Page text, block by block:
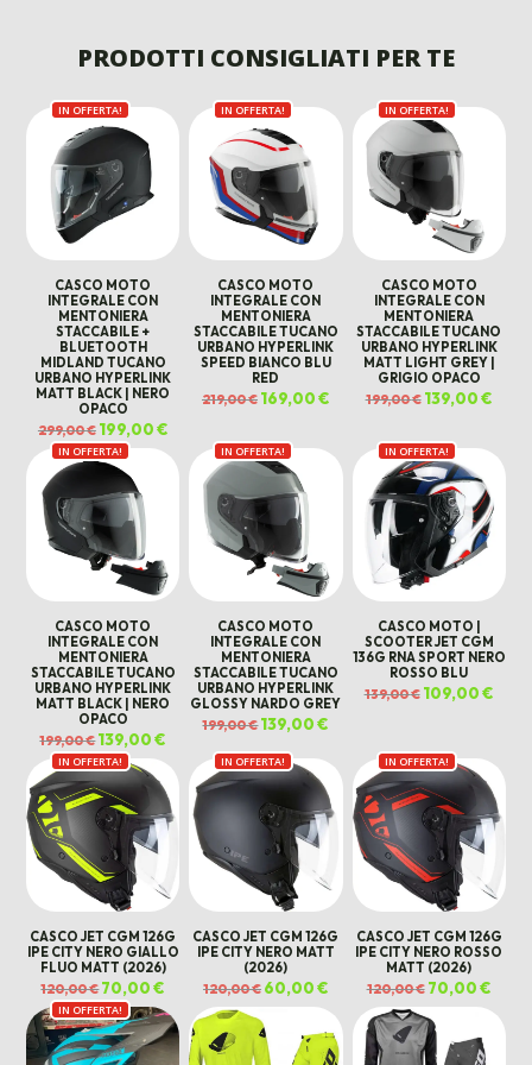
130,00 €.99,00 €.
50,00 €.20,00 €.
ERA:
390,00 €.
PRODOTTI CONSIGLIATI PER TE
IN OFFERTA!
CASCO MOTO
INTEGRALE CON
MENTONIERA
STACCABILE +
BLUETOOTH
MIDLAND TUCANO
URBANO HYPERLINK
MATT BLACK | NERO
OPACO
299,00€ Il
prezzo
originale
era:
299,00 €.
199,00€Il
prezzo
attuale
è:
199,00 €.
IN OFFERTA!
CASCO MOTO
INTEGRALE CON
MENTONIERA
STACCABILE TUCANO
URBANO HYPERLINK
SPEED BIANCO BLU
RED
219,00€ Il
prezzo
219,00 €.
169,00€Il
prezzo
169,00 €.
IN OFFERTA!
CASCO MOTO
INTEGRALE CON
MENTONIERA
STACCABILE TUCANO
URBANO HYPERLINK
MATT LIGHT GREY |
GRIGIO OPACO
199,00€ Il
prezzo
199,00 €.
139,00€Il
IN OFFERTA!
CASCO MOTO
INTEGRALE CON
MENTONIERA
STACCABILE TUCANO
URBANO HYPERLINK
MATT BLACK | NERO
OPACO
199,00€Il
prezzo
originale
era:
199,00 €.
139,00€
prezzo
attuale
è:
139,00 €.
IN OFFERTA!
CASCO MOTO
INTEGRALE CON
MENTONIERA
STACCABILE TUCANO
URBANO HYPERLINK
GLOSSY NARDO GREY
199,00€Il
prezzo
era:
199,00 €.
139,00€
139,00 €.
IN OFFERTA!
CASCO MOTO |
SCOOTER JET CGM
136G RNA SPORT NERO
ROSSO BLU
139,00€ Il
prezzo
109,00€Il
IN OFFERTA!
CASCO JET CGM 126G
IPE CITY NERO GIALLO
FLUO MATT (2026)
120,00€Il
prezzo
originale
era:
120,00 €.
70,00€
prezzo
attuale
è:
70,00 €.
IN OFFERTA!
CASCO JET CGM 126G
IPE CITY NERO MATT
(2026)
120,00€ Il
prezzo
originale
era:
120,00 €.
60,00€Il
prezzo
attuale
è:
60,00 €.
IN OFFERTA!
CASCO JET CGM 126G
IPE CITY NERO ROSSO
MATT (2026)
120,00€ Il
prezzo
originale
era:
120,00 €.
70,00€Il
è:
IN OFFERTA!